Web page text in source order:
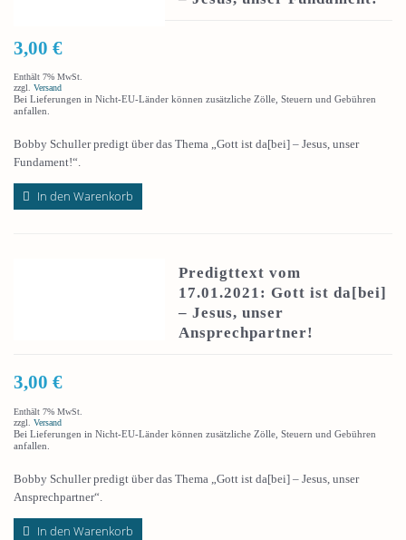
3,00 €
Enthält 7% MwSt.
zzgl. Versand
Bei Lieferungen in Nicht-EU-Länder können zusätzliche Zölle, Steuern und Gebühren
anfallen.
Bobby Schuller predigt über das Thema „Gott ist da[bei] – Jesus, unser
Fundament!“.
In den Warenkorb
Predigttext vom
17.01.2021: Gott ist da[bei]
– Jesus, unser
Ansprechpartner!
3,00 €
Enthält 7% MwSt.
zzgl. Versand
Bei Lieferungen in Nicht-EU-Länder können zusätzliche Zölle, Steuern und Gebühren
anfallen.
Bobby Schuller predigt über das Thema „Gott ist da[bei] – Jesus, unser
Ansprechpartner“.
In den Warenkorb